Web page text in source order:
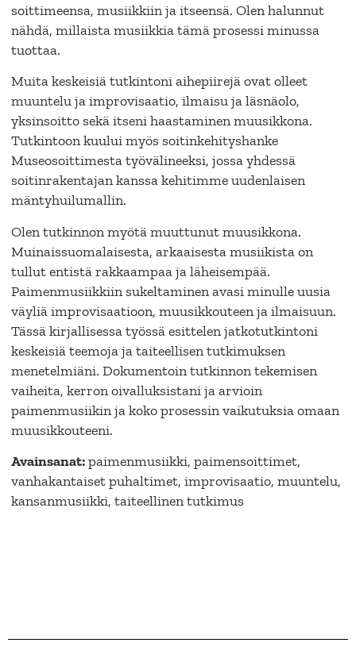
soittimeensa, musiikkiin ja itseensä. Olen halunnut
nähdä, millaista musiikkia tämä prosessi minussa
tuottaa.
Muita keskeisiä tutkintoni aihepiirejä ovat olleet
muuntelu ja improvisaatio, ilmaisu ja läsnäolo,
yksinsoitto sekä itseni haastaminen muusikkona.
Tutkintoon kuului myös soitinkehityshanke
Museosoittimesta työvälineeksi, jossa yhdessä
soitinrakentajan kanssa kehitimme uudenlaisen
mäntyhuilumallin.
Olen tutkinnon myötä muuttunut muusikkona.
Muinaissuomalaisesta, arkaaisesta musiikista on
tullut entistä rakkaampaa ja läheisempää.
Paimenmusiikkiin sukeltaminen avasi minulle uusia
väyliä improvisaatioon, muusikkouteen ja ilmaisuun.
Tässä kirjallisessa työssä esittelen jatkotutkintoni
keskeisiä teemoja ja taiteellisen tutkimuksen
menetelmiäni. Dokumentoin tutkinnon tekemisen
vaiheita, kerron oivalluksistani ja arvioin
paimenmusiikin ja koko prosessin vaikutuksia omaan
muusikkouteeni.
Avainsanat:paimenmusiikki, paimensoittimet,
vanhakantaiset puhaltimet, improvisaatio, muuntelu,
kansanmusiikki, taiteellinen tutkimus